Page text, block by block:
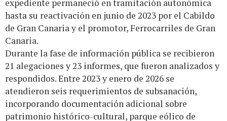
expediente permaneció en tramitación autonómica
hasta su reactivación en junio de 2023 por el Cabildo
de Gran Canaria y el promotor, Ferrocarriles de Gran
Canaria.
Durante la fase de información pública se recibieron
21 alegaciones y 23 informes, que fueron analizados y
respondidos. Entre 2023 y enero de 2026 se
atendieron seis requerimientos de subsanación,
incorporando documentación adicional sobre
patrimonio histórico-cultural, parque eólico de